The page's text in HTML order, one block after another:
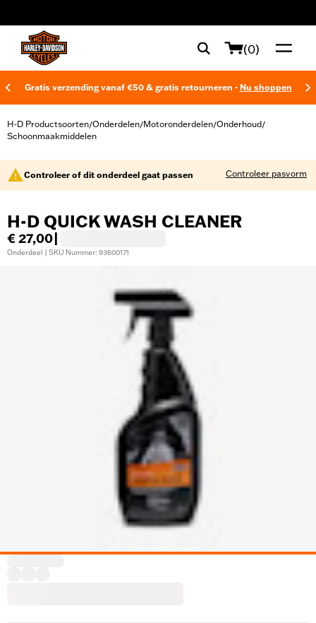
(0)
Gratis verzending vanaf €50 & gratis retourneren - Nu shoppen
H-D Productsoorten/Onderdelen/Motoronderdelen/Onderhoud/
Schoonmaakmiddelen
Controleer of dit onderdeel gaat passen Controleer pasvorm
H-D QUICK WASH CLEANER
€ 27,00
Onderdeel | SKU Nummer: 93600171